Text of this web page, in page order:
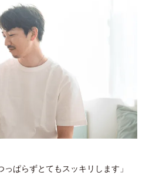
っぱらずとてもスッキリします」